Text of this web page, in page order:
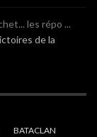
les répo ...
de la
BATACLAN